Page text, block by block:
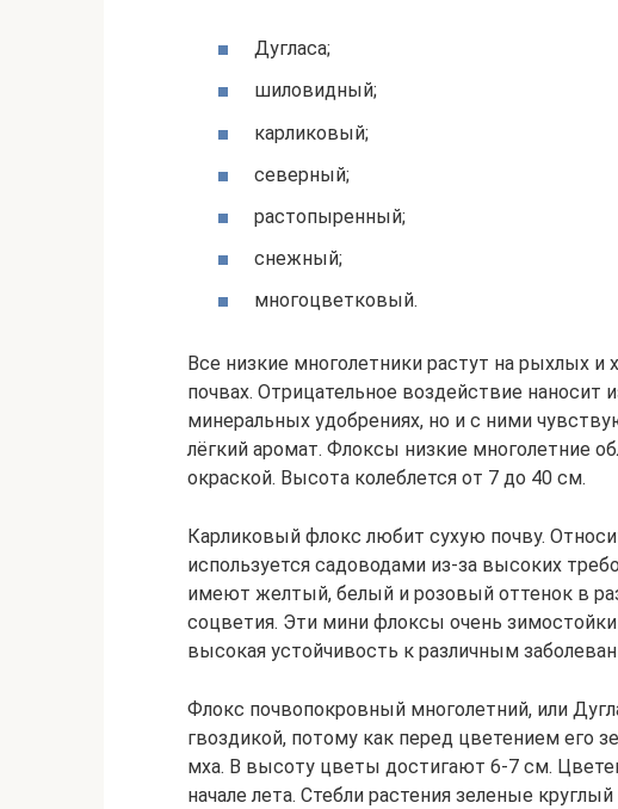
Дугласа;
шиловидный;
карликовый;
северный;
растопыренный;
снежный;
многоцветковый.
Все низкие многолетники растут на рыхлых
почвах. Отрицательное воздействие наносит
минеральных удобрениях, но и с ними
лёгкий аромат. Флоксы низкие многолетние
окраской. Высота колеблется от 7 до 40 см.
Карликовый флокс любит сухую почву.
используется садоводами из-за высоких
имеют желтый, белый и розовый оттенок в
соцветия. Эти мини флоксы очень
высокая устойчивость к различным
Флокс почвопокровный многолетний, или
гвоздикой, потому как перед цветением его
мха. В высоту цветы достигают 6-7 см.
начале лета. Стебли растения зеленые